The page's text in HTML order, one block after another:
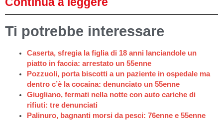
Ti potrebbe interessare
Caserta, sfregia la figlia di 18 anni lanciandole un
piatto in faccia: arrestato un 55enne
Pozzuoli, porta biscotti a un paziente in ospedale ma
dentro c’è la cocaina: denunciato un 55enne
Giugliano, fermati nella notte con auto cariche di
rifiuti: tre denunciati
Palinuro, bagnanti morsi da pesci: 76enne e 55enne